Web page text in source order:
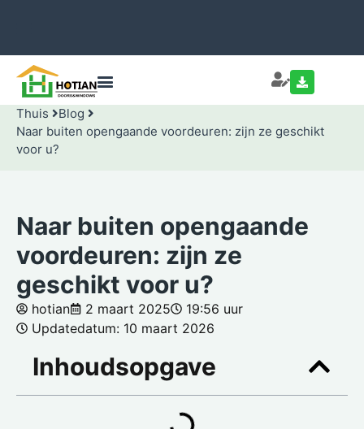
Thuis
Blog
Naar buiten opengaande voordeuren: zijn ze geschikt
voor u?
Naar buiten opengaande
voordeuren: zijn ze
geschikt voor u?
hotian 2 maart 2025
19:56 uur
Updatedatum: 10 maart 2026
Inhoudsopgave